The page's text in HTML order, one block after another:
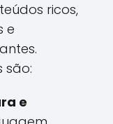
ricos,
e
são:
e